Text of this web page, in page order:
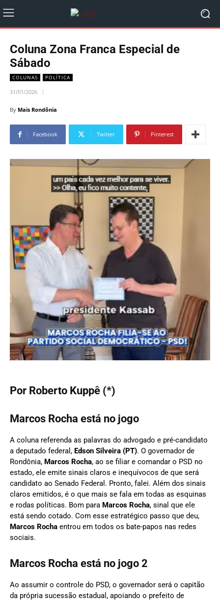
Coluna Zona Franca Especial de
Sábado
COLUNAS POLÍTICA
31/01/2026
By Mais Rondônia
Facebook Twitter Pinterest
Por Roberto Kuppê (*)
Marcos Rocha está no jogo
A coluna referenda as palavras do advogado e pré-candidato
a deputado federal, Edson Silveira (PT). O governador de
Rondônia, Marcos Rocha, ao se filiar e comandar o PSD no
estado, ele emite sinais claros e inequívocos de que será
candidato ao Senado Federal. Pronto, falei. Além dos sinais
claros emitidos, é o que mais se fala em todas as esquinas
e rodas políticas. Bom para Marcos Rocha, sinal que ele
está sendo cotado. Com esse estratégico passo que deu,
Marcos Rocha entrou em todos os bate-papos nas redes
sociais.
Marcos Rocha está no jogo 2
Ao assumir o controle do PSD, o governador será o capitão
da própria sucessão estadual, apoiando o prefeito de